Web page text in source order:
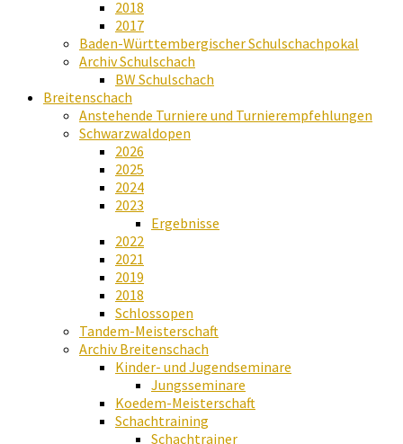
2018
2017
Baden-Württembergischer Schulschachpokal
Archiv Schulschach
BW Schulschach
Breitenschach
Anstehende Turniere und Turnierempfehlungen
Schwarzwaldopen
2026
2025
2024
2023
Ergebnisse
2022
2021
2019
2018
Schlossopen
Tandem-Meisterschaft
Archiv Breitenschach
Kinder- und Jugendseminare
Jungsseminare
Koedem-Meisterschaft
Schachtraining
Schachtrainer